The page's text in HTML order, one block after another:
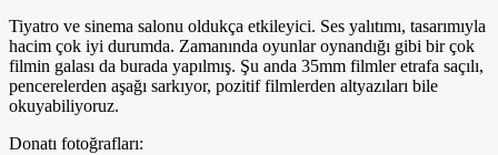
Tiyatro ve sinema salonu oldukça etkileyici. Ses yalıtımı, tasarımıyla
hacim çok iyi durumda. Zamanında oyunlar oynandığı gibi bir çok
filmin galası da burada yapılmış. Şu anda 35mm filmler etrafa saçılı,
pencerelerden aşağı sarkıyor, pozitif filmlerden altyazıları bile
okuyabiliyoruz.
Donatı fotoğrafları: